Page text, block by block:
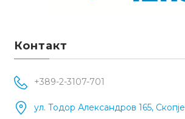
Контакт
+389-2-3107-701
ул. Тодор Александров 165, Скопје